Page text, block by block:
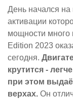
День начался на
активации
мощности много
Edition 2023
сегодня.
крутится -
при этом
верхах. Он